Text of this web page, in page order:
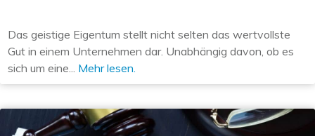
Das geistige Eigentum stellt nicht selten das wertvollste
Gut in einem Unternehmen dar. Unabhängig davon, ob es
sich um eine... Mehr lesen.